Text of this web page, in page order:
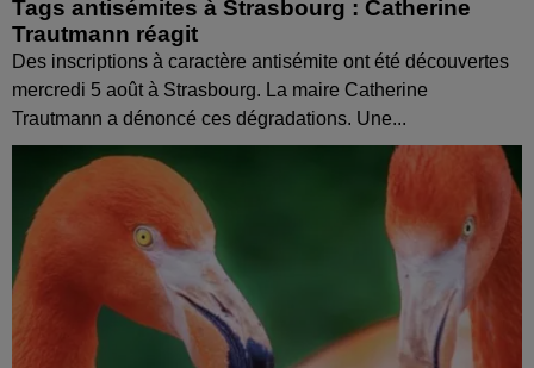
Tags antisémites à Strasbourg : Catherine
Trautmann réagit
Des inscriptions à caractère antisémite ont été découvertes
mercredi 5 août à Strasbourg. La maire Catherine
Trautmann a dénoncé ces dégradations. Une...